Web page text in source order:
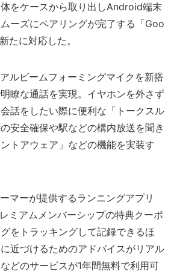
をケースから取り出しAndroid端末
ーズにペアリングが完了する「Goo
たに対応した。
ルビームフォーミングマイクを新搭
瞭な通話を実現。イヤホンを外さず
話をしたい際に便利な「トークスル
安全確保や駅などの構内放送を聞き
トアウェア」などの機能を実装す
マーが提供するランニングアプリ
ミアムメンバーシップの特典クーポ
をトラッキングして記録できるほ
近づけるためのアドバイスがリアル
どのサービスが1年間無料で利用可